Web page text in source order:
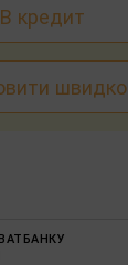
В кредит
швидко